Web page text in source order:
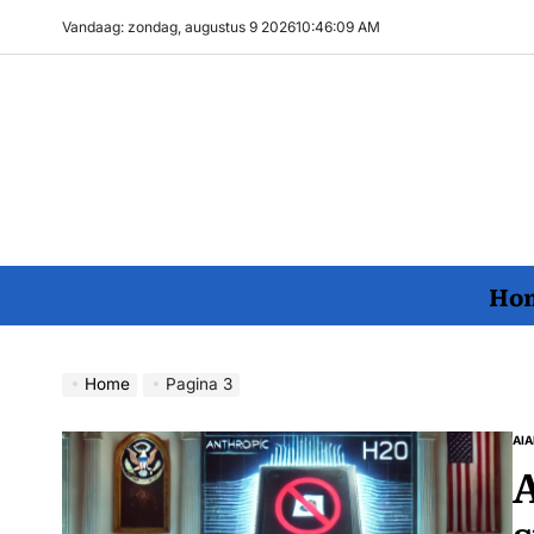
Vandaag: zondag, augustus 9 202610:46:11 AM
Home Pagina 3
AI